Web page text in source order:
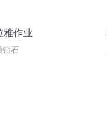
雅作业
钻石